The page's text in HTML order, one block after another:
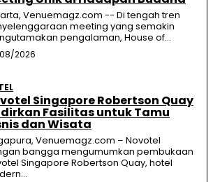
Venuemagz.com -- Di tengah tren
meeting yang semakin
pengalaman, House of...
2026
Singapore Robertson Quay
Fasilitas untuk Tamu
dan Wisata
Venuemagz.com – Novotel
bangga mengumumkan pembukaan
Singapore Robertson Quay, hotel